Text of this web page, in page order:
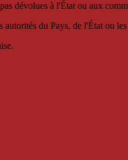
dévolues à l'État ou aux
du Pays, de l'État ou